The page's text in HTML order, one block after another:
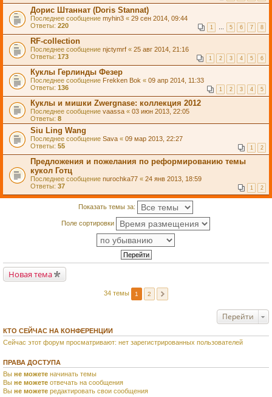
Дорис Штаннат (Doris Stannat)
Последнее сообщение myhin3 « 29 сен 2014, 09:44
Ответы: 220 1 … 5 6 7 8
RF-collection
Последнее сообщение njctymrf « 25 авг 2014, 21:16
Ответы: 173 1 2 3 4 5 6
Куклы Герлинды Фезер
Последнее сообщение Frekken Bok « 09 апр 2014, 11:33
Ответы: 136 1 2 3 4 5
Куклы и мишки Zwergnase: коллекция 2012
Последнее сообщение vaassa « 03 июн 2013, 22:05
Ответы: 8
Siu Ling Wang
Последнее сообщение Sava « 09 мар 2013, 22:27
Ответы: 55 1 2
Предложения и пожелания по реформированию темы
кукол Готц
Последнее сообщение nurochka77 « 24 янв 2013, 18:59
Ответы: 37 1 2
Показать темы за:
Поле сортировки
Новая тема
34 темы 1 2
Перейти
КТО СЕЙЧАС НА КОНФЕРЕНЦИИ
Сейчас этот форум просматривают: нет зарегистрированных пользователей
ПРАВА ДОСТУПА
Вы не можете начинать темы
Вы не можете отвечать на сообщения
Вы не можете редактировать свои сообщения